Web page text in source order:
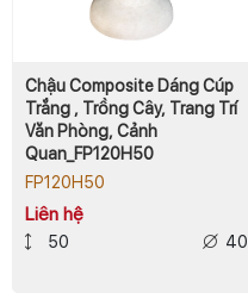
Chậu Composite Dáng Cúp
Trắng , Trồng Cây, Trang Trí
Văn Phòng, Cảnh
Quan_FP120H50
FP120H50
Liên hệ
50 40